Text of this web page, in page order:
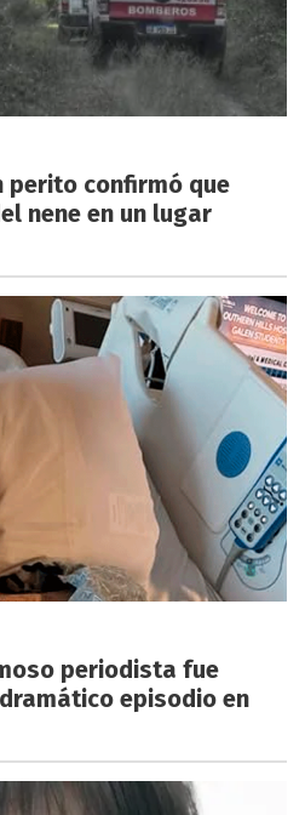
perito confirmó que
nene en un lugar
periodista fue
episodio en